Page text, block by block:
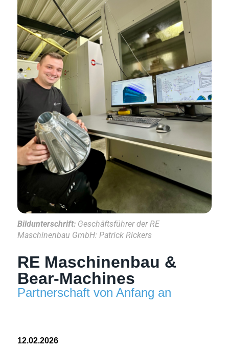
Bildunterschrift:Geschäftsführer der RE
Maschinenbau GmbH: Patrick Rickers
RE Maschinenbau &
Bear-Machines
Partnerschaft von Anfang an
12.02.2026